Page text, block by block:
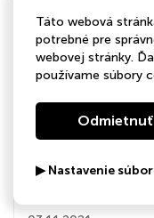
bitcoinu vytlačilo
investorů do
a peněženka. A
nich investovat jinak.
10:52
Táto webová
potrebné pre
webovej stránky.
používame súbory
Odmietnuť
▶ Nastavenie